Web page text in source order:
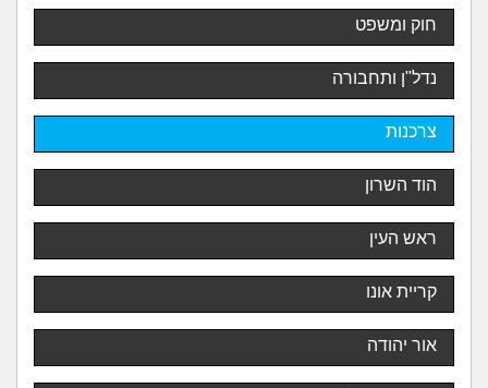
חוק ומשפט
נדל"ן ותחבורה
צרכנות
הוד השרון
ראש העין
קריית אונו
אור יהודה